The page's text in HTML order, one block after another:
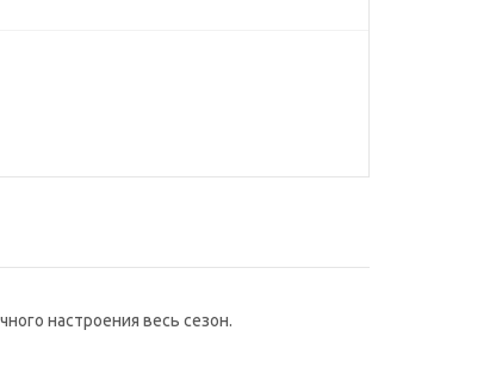
настроения весь сезон.